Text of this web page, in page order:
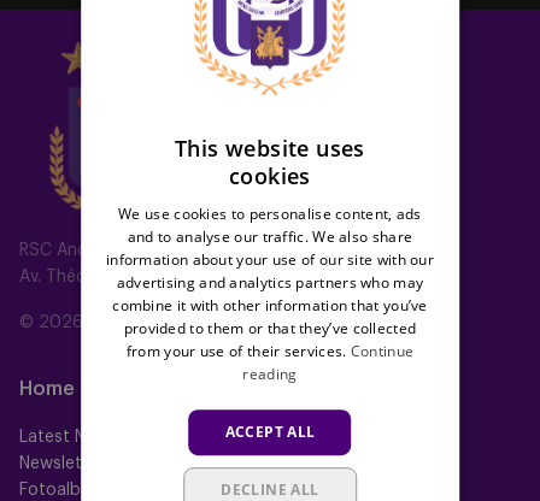
RSC Anderlecht
Av. Théo Verbeeck 2, 1070 Anderlecht, Belgium
© 2026 RSC Anderlecht
Home
Latest News
Newsletter
Fotoalbums
Teams
First team
Futures
Women
This website uses
cookies
We use cookies to personalise content, ads
and to analyse our traffic. We also share
information about your use of our site with our
advertising and analytics partners who may
combine it with other information that you’ve
provided to them or that they’ve collected
from your use of their services. Continue
reading
ACCEPT ALL
DECLINE ALL